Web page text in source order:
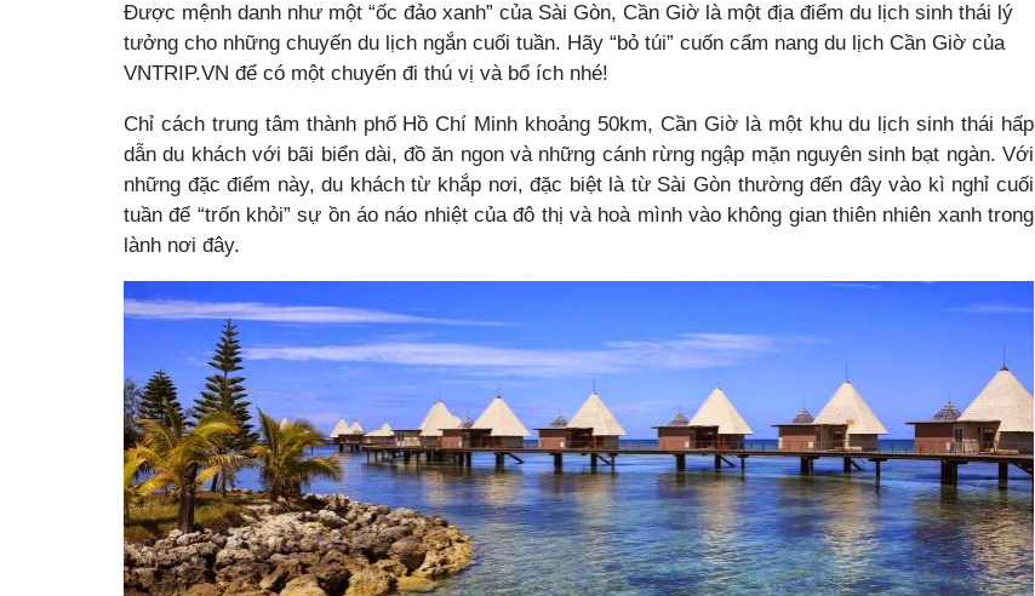
Được mệnh danh như một “ốc đảo xanh” của Sài Gòn, Cần Giờ là một địa điểm du lịch sinh thái lý
tưởng cho những chuyến du lịch ngắn cuối tuần. Hãy “bỏ túi” cuốn cẩm nang du lịch Cần Giờ của
VNTRIP.VN để có một chuyến đi thú vị và bổ ích nhé!
Chỉ cách trung tâm thành phố Hồ Chí Minh khoảng 50km, Cần Giờ là một khu du lịch sinh thái hấp
dẫn du khách với bãi biển dài, đồ ăn ngon và những cánh rừng ngập mặn nguyên sinh bạt ngàn. Với
những đặc điểm này, du khách từ khắp nơi, đặc biệt là từ Sài Gòn thường đến đây vào kì nghỉ cuối
tuần để “trốn khỏi” sự ồn áo náo nhiệt của đô thị và hoà mình vào không gian thiên nhiên xanh trong
lành nơi đây.